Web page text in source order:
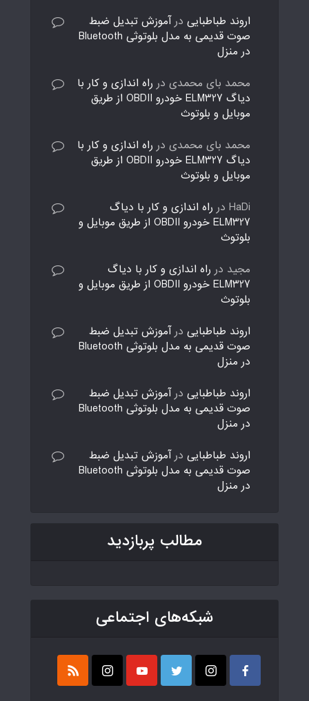
اروند طباطبایی در آموزش تبدیل ضبط
صوت قدیمی به مدل بلوتوثی Bluetooth
در منزل
محمد بای محمدی در راه اندازی و کار با
دیاگ ELM327 خودرو OBDII از طریق
موبایل و بلوتوث
محمد بای محمدی در راه اندازی و کار با
دیاگ ELM327 خودرو OBDII از طریق
موبایل و بلوتوث
HaDi در راه اندازی و کار با دیاگ
ELM327 خودرو OBDII از طریق موبایل و
بلوتوث
مجید در راه اندازی و کار با دیاگ
ELM327 خودرو OBDII از طریق موبایل و
بلوتوث
اروند طباطبایی در آموزش تبدیل ضبط
صوت قدیمی به مدل بلوتوثی Bluetooth
در منزل
اروند طباطبایی در آموزش تبدیل ضبط
صوت قدیمی به مدل بلوتوثی Bluetooth
در منزل
اروند طباطبایی در آموزش تبدیل ضبط
صوت قدیمی به مدل بلوتوثی Bluetooth
در منزل
مطالب پربازدید
شبکه‌های اجتماعی